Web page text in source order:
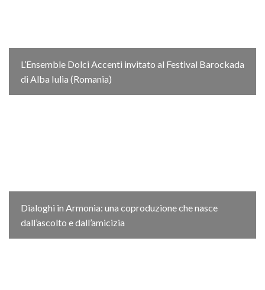
L’Ensemble Dolci Accenti invitato al Festival Barockada
di Alba Iulia (Romania)
Dialoghi in Armonia: una coproduzione che nasce
dall’ascolto e dall’amicizia